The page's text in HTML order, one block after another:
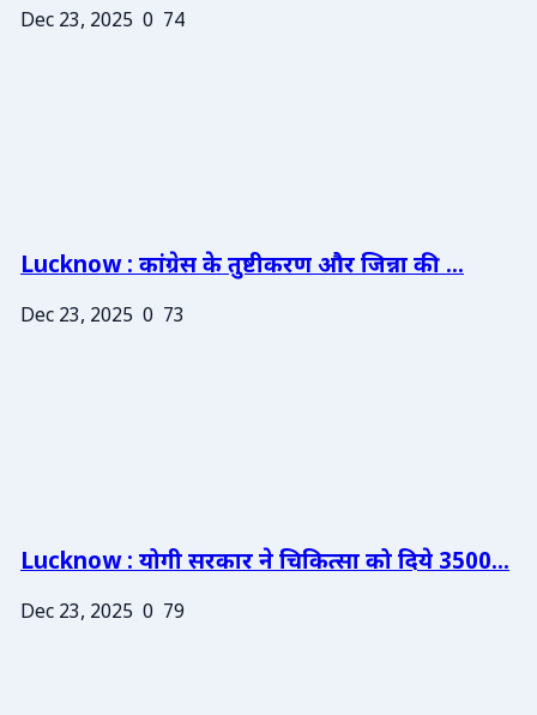
Dec 23, 2025 0 74
Lucknow : कांग्रेस के तुष्टीकरण और जिन्ना की ...
Dec 23, 2025 0 73
Lucknow : योगी सरकार ने चिकित्सा को दिये 3500...
Dec 23, 2025 0 79